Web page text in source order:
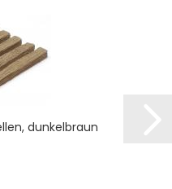
dunkelbraun